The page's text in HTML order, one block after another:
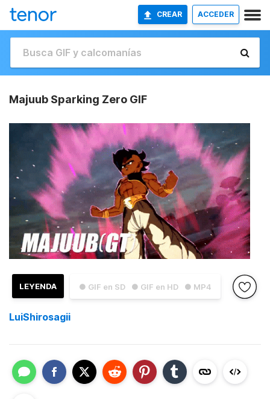
CREAR ACCEDER
Majuub Sparking Zero GIF
● GIF en SD ● GIF en HD ● MP4
LEYENDA
LuiShirosagii